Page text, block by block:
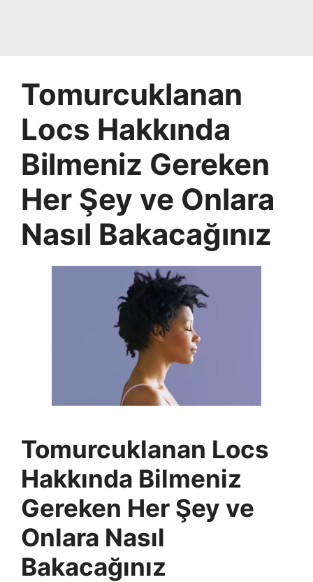
Tomurcuklanan
Locs Hakkında
Bilmeniz Gereken
Her Şey ve Onlara
Nasıl Bakacağınız
Tomurcuklanan Locs
Hakkında Bilmeniz
Gereken Her Şey ve
Onlara Nasıl
Bakacağınız